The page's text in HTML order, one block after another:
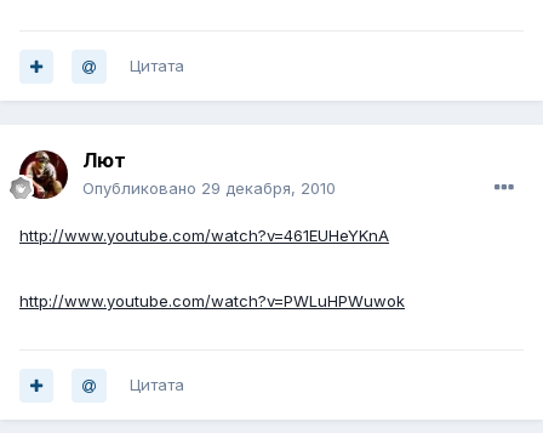
Цитата
Лют
Опубликовано 29 декабря, 2010
http://www.youtube.com/watch?v=461EUHeYKnA
http://www.youtube.com/watch?v=PWLuHPWuwok
Цитата